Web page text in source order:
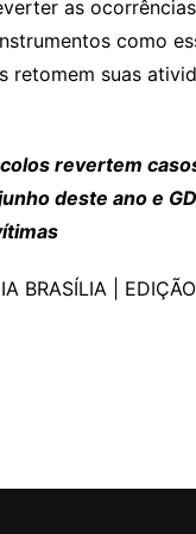
as
como
retomem suas
revertem
deste ano e
BRASÍLIA |